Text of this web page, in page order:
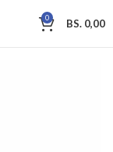
0 BS. 0,00